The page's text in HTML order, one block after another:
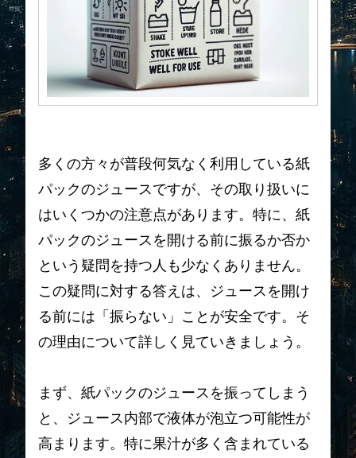
多くの方々が普段何気なく利用している紙
パックのジュースですが、その取り扱いに
はいくつかの注意点があります。特に、紙
パックのジュースを開ける前に振るか否か
という疑問を持つ人も少なくありません。
この疑問に対する答えは、ジュースを開け
る前には「振らない」ことが安全です。そ
の理由について詳しく見ていきましょう。
まず、紙パックのジュースを振ってしまう
と、ジュース内部で液体が泡立つ可能性が
高まります。特に果汁が多く含まれている